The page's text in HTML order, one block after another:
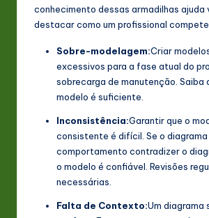
conhecimento dessas armadilhas ajuda
destacar como um profissional
Sobre-modelagem:Criar
excessivos para a fase atual do
sobrecarga de manutenção. Saiba
modelo é suficiente.
Inconsistência:Garantir que o
consistente é difícil. Se o diagrama
comportamento contradizer o
o modelo é confiável. Revisões
necessárias.
Falta de Contexto:Um diagrama